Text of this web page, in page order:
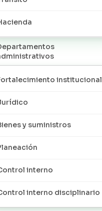
institucional
y suministros
interno
interno disciplinario